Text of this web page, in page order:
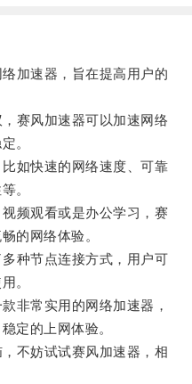
加速器，旨在提高用户的
赛风加速器可以加速网络
。
如快速的网络速度、可靠
。
频观看或是办公学习，赛
的网络体验。
种节点连接方式，用户可
。
常实用的网络加速器，
定的上网体验。
不妨试试赛风加速器，相